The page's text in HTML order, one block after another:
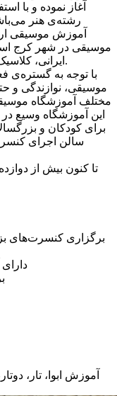
آغاز نموده و با
رشته‌ی هنر
آموزش موسیقی
موسیقی در شهر کرج
ایرانی، کلاسیک غربی، آواز خوانی و غیره را برگزار می‌کند.
با توجه به گستره‌ی
موسیقی، نوازندگی و
مختلف آموزشگاه
این آموزشگاه وسیع
برای کودکان و
سالن اجرای
تا کنون بیش از
برگزاری کنسرت‌هاى
آموزش ابوا، تار،